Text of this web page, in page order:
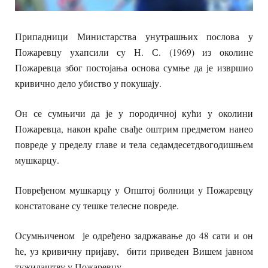
Припадници Министарства унутрашњих послова у
Пожаревцу ухапсили су Н. С. (1969) из околине
Пожаревца због постојања основа сумње да је извршио
кривично дело убиство у покушају.
Он се сумњичи да је у породичној кући у околини
Пожаревца, након краће свађе оштрим предметом нанео
повреде у пределу главе и тела седамдесетдвогодишњем
мушкарцу.
Повређеном мушкарцу у Општој болници у Пожаревцу
констатоване су тешке телесне повреде.
Осумњиченом је одређено задржавање до 48 сати и он
ће, уз кривичну пријаву, бити приведен Вишем јавном